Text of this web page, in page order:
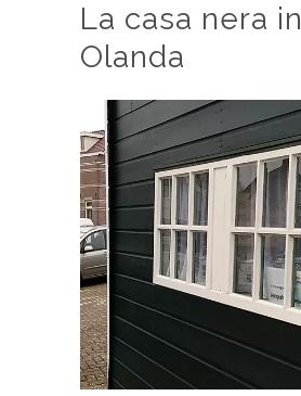
La casa nera in
Olanda